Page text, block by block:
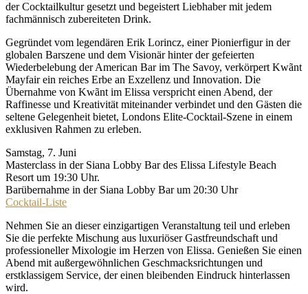
der Cocktailkultur gesetzt und begeistert Liebhaber mit jedem
fachmännisch zubereiteten Drink.
Gegründet vom legendären Erik Lorincz, einer Pionierfigur in der
globalen Barszene und dem Visionär hinter der gefeierten
Wiederbelebung der American Bar im The Savoy, verkörpert Kwãnt
Mayfair ein reiches Erbe an Exzellenz und Innovation. Die
Übernahme von Kwãnt im Elissa verspricht einen Abend, der
Raffinesse und Kreativität miteinander verbindet und den Gästen die
seltene Gelegenheit bietet, Londons Elite-Cocktail-Szene in einem
exklusiven Rahmen zu erleben.
Samstag, 7. Juni
Masterclass in der Siana Lobby Bar des Elissa Lifestyle Beach
Resort um 19:30 Uhr.
Barübernahme in der Siana Lobby Bar um 20:30 Uhr
Cocktail-Liste
Nehmen Sie an dieser einzigartigen Veranstaltung teil und erleben
Sie die perfekte Mischung aus luxuriöser Gastfreundschaft und
professioneller Mixologie im Herzen von Elissa. Genießen Sie einen
Abend mit außergewöhnlichen Geschmacksrichtungen und
erstklassigem Service, der einen bleibenden Eindruck hinterlassen
wird.